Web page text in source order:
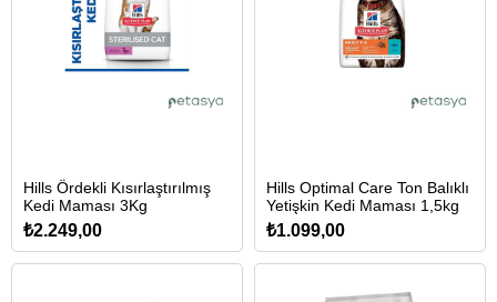
Hills Ördekli Kısırlaştırılmış
Kedi Maması 3Kg
₺2.249,00
Hills Optimal Care Ton Balıklı
Yetişkin Kedi Maması 1,5kg
₺1.099,00